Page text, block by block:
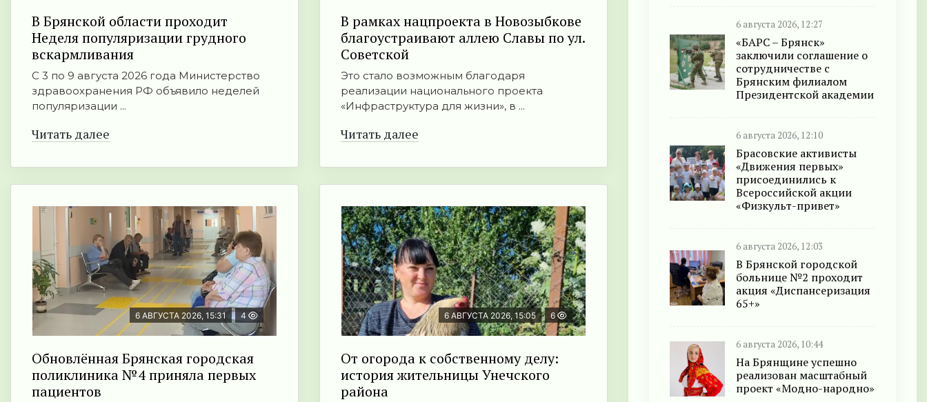
В Брянской области проходит
Неделя популяризации грудного
вскармливания
С 3 по 9 августа 2026 года Министерство
здравоохранения РФ объявило неделей
популяризации ...
Читать далее
В рамках нацпроекта в Новозыбкове
благоустраивают аллею Славы по ул.
Советской
Это стало возможным благодаря
реализации национального проекта
«Инфраструктура для жизни», в ...
Читать далее
6 АВГУСТА 2026, 15:31 4
Обновлённая Брянская городская
поликлиника №4 приняла первых
пациентов
6 АВГУСТА 2026, 15:05 6
От огорода к собственному делу:
история жительницы Унечского
района
6 августа 2026, 12:27
«БАРС – Брянск»
заключили соглашение о
сотрудничестве с
Брянским филиалом
Президентской академии
6 августа 2026, 12:10
Брасовские активисты
«Движения первых»
присоединились к
Всероссийской акции
«Физкульт-привет»
6 августа 2026, 12:03
В Брянской городской
больнице №2 проходит
акция «Диспансеризация
65+»
6 августа 2026, 10:44
На Брянщине успешно
реализован масштабный
проект «Модно-народно»